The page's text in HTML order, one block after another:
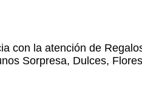
con la atención de
Sorpresa, Dulces,